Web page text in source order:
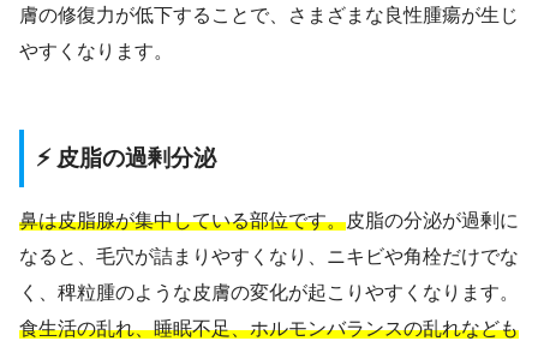
膚の修復力が低下することで、さまざまな良性腫瘍が生じ
やすくなります。
⚡ 皮脂の過剰分泌
鼻は皮脂腺が集中している部位です。皮脂の分泌が過剰に
なると、毛穴が詰まりやすくなり、ニキビや角栓だけでな
く、稗粒腫のような皮膚の変化が起こりやすくなります。
食生活の乱れ、睡眠不足、ホルモンバランスの乱れなども